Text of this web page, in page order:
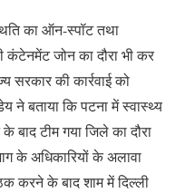
का ऑन-स्‍पॉट तथा
कंटेनमेंट जोन का दौरा भी कर
सरकार की कार्रवाई को
ने बताया कि पटना में स्वास्थ्य
टीम गया जिले का दौरा
के अधिकारियों के अलावा
करने के बाद शाम में दिल्ली